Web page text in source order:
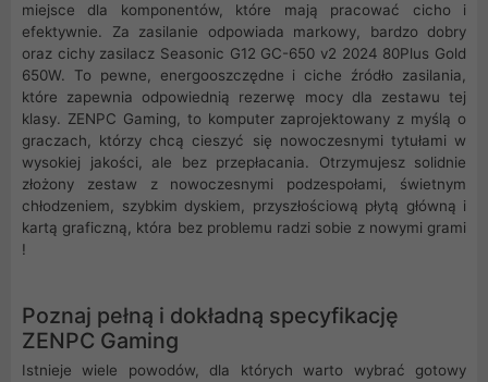
miejsce dla komponentów, które mają pracować cicho i
efektywnie. Za zasilanie odpowiada markowy, bardzo dobry
oraz cichy zasilacz Seasonic G12 GC-650 v2 2024 80Plus Gold
650W. To pewne, energooszczędne i ciche źródło zasilania,
które zapewnia odpowiednią rezerwę mocy dla zestawu tej
klasy. ZENPC Gaming, to komputer zaprojektowany z myślą o
graczach, którzy chcą cieszyć się nowoczesnymi tytułami w
wysokiej jakości, ale bez przepłacania. Otrzymujesz solidnie
złożony zestaw z nowoczesnymi podzespołami, świetnym
chłodzeniem, szybkim dyskiem, przyszłościową płytą główną i
kartą graficzną, która bez problemu radzi sobie z nowymi grami
!
Poznaj pełną i dokładną specyfikację
ZENPC Gaming
Istnieje wiele powodów, dla których warto wybrać gotowy